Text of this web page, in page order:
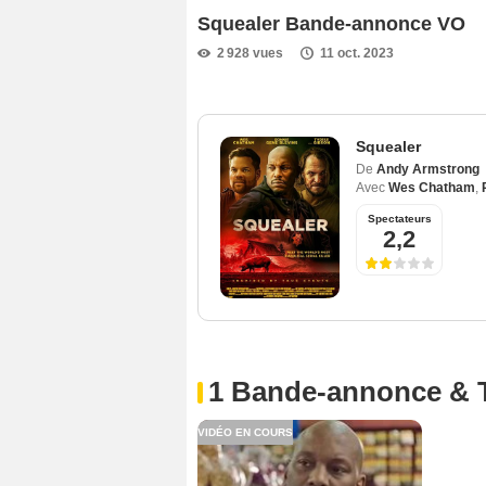
Squealer Bande-annonce VO
2 928 vues 11 oct. 2023
Squealer
De Andy Armstrong
Avec Wes Chatham,
Spectateurs
2,2
1 Bande-annonce &
VIDÉO EN COURS